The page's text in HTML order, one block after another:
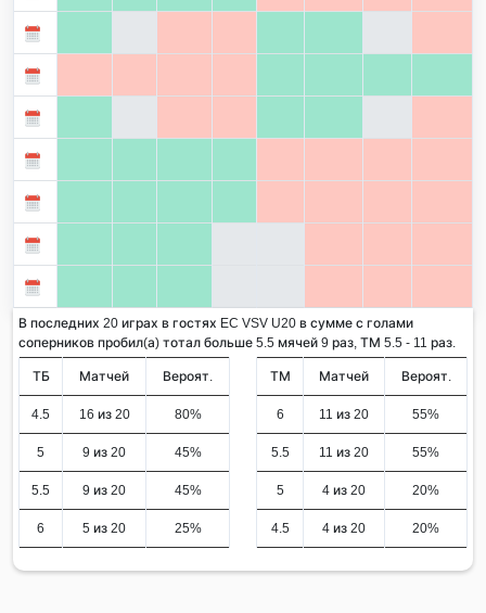
В последних 20 играх в гостях EC VSV U20 в сумме с голами
соперников пробил(а) тотал больше 5.5 мячей 9 раз, ТМ 5.5 - 11 раз.
ТБ Матчей Вероят.
4.5 16 из 20 80%
5 9 из 20 45%
5.5 9 из 20 45%
6 5 из 20 25%
ТМ Матчей Вероят.
6 11 из 20 55%
5.5 11 из 20 55%
5 4 из 20 20%
4.5 4 из 20 20%